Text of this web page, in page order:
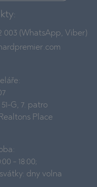
003 (WhatsApp, Viber)
G, 7. patro
Place
- 18:00;
dny volna